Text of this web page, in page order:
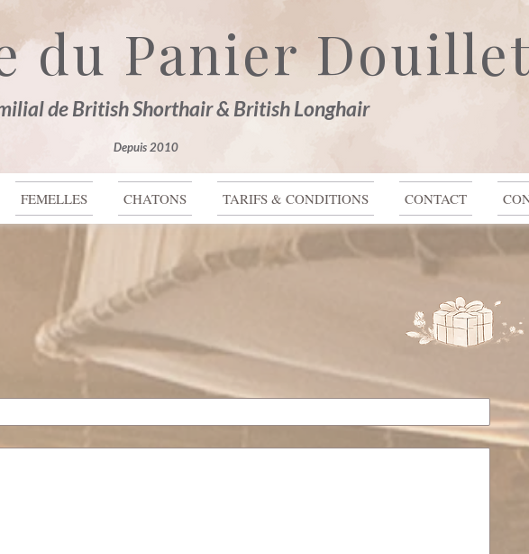
LIVRE D'OR -
du Panier
de British Shorthair & British Longhair
Depuis 2010
FEMELLES CHATONS TARIFS & CONDITIONS CONTACT